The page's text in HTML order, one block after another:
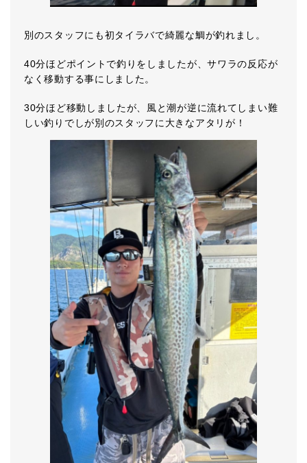
別のスタッフにも初タイラバで綺麗な鯛が釣れまし。
40分ほどポイントで釣りをしましたが、サワラの反応が
なく移動する事にしました。
30分ほど移動しましたが、風と潮が逆に流れてしまい難
しい釣りでしが別のスタッフに大きなアタリが！